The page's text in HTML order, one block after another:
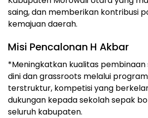
saing, dan memberikan kontribusi
kemajuan daerah.
Misi Pencalonan H Akbar
*Meningkatkan kualitas pembinaan
dini dan grassroots melalui
terstruktur, kompetisi yang
dukungan kepada sekolah sepak
seluruh kabupaten.